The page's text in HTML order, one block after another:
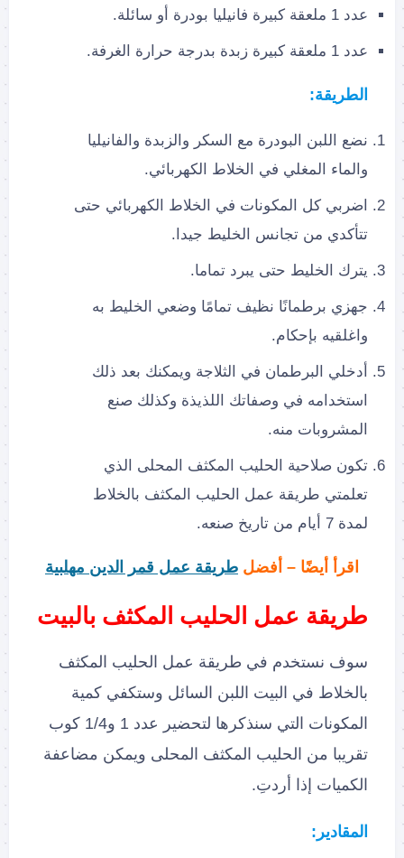
عدد 1 ملعقة كبيرة فانيليا بودرة أو سائلة.
عدد 1 ملعقة كبيرة زبدة بدرجة حرارة الغرفة.
الطريقة:
نضع اللبن البودرة مع السكر والزبدة والفانيليا
والماء المغلي في الخلاط الكهربائي.
اضربي كل المكونات في الخلاط الكهربائي حتى
تتأكدي من تجانس الخليط جيدا.
يترك الخليط حتى يبرد تماما.
جهزي برطمانًا نظيف تمامًا وضعي الخليط به
واغلقيه بإحكام.
أدخلي البرطمان في الثلاجة ويمكنك بعد ذلك
استخدامه في وصفاتك اللذيذة وكذلك صنع
المشروبات منه.
تكون صلاحية الحليب المكثف المحلى الذي
تعلمتي طريقة عمل الحليب المكثف بالخلاط
لمدة 7 أيام من تاريخ صنعه.
اقرأ أيضًا – أفضل طريقة عمل قمر الدين مهلبية
طريقة عمل الحليب المكثف بالبيت
سوف نستخدم في طريقة عمل الحليب المكثف
بالخلاط في البيت اللبن السائل وستكفي كمية
المكونات التي سنذكرها لتحضير عدد 1 و1/4 كوب
تقريبا من الحليب المكثف المحلى ويمكن مضاعفة
الكميات إذا أردتِ.
المقادير: